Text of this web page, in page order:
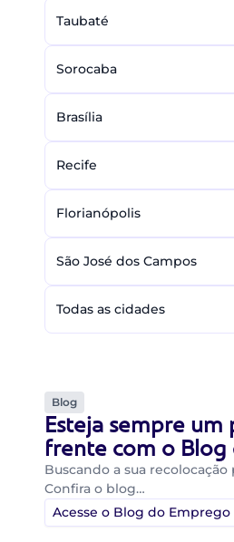
Taubaté
Sorocaba
Brasília
Recife
Florianópolis
São José dos Campos
Todas as cidades
Blog
Esteja sempre um
frente com o
Buscando a sua recolocação
Confira o blog…
Acesse o Blog do Emprego